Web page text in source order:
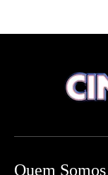
Quem Somos